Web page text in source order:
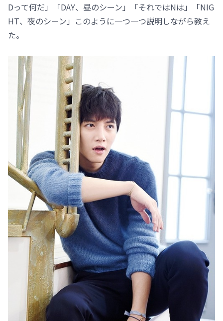
Dって何だ」「DAY、昼のシーン」「それではNは」「NIG
HT、夜のシーン」このように一つ一つ説明しながら教え
た。